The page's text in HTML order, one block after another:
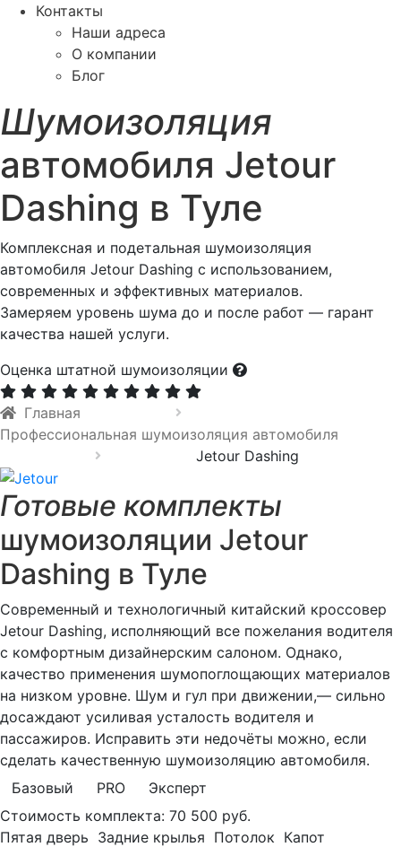
Контакты
Наши адреса
О компании
Блог
Шумоизоляция
автомобиля Jetour
Dashing в Туле
Комплексная и подетальная шумоизоляция
автомобиля Jetour Dashing с использованием,
современных и эффективных материалов.
Замеряем уровень шума до и после работ — гарант
качества нашей услуги.
Оценка штатной шумоизоляции
Главная
Профессиональная шумоизоляция автомобиля
Jetour Dashing
Готовые комплекты
шумоизоляции Jetour
Dashing в Туле
Современный и технологичный китайский кроссовер
Jetour Dashing, исполняющий все пожелания водителя
с комфортным дизайнерским салоном. Однако,
качество применения шумопоглощающих материалов
на низком уровне. Шум и гул при движении,— сильно
досаждают усиливая усталость водителя и
пассажиров. Исправить эти недочёты можно, если
сделать качественную шумоизоляцию автомобиля.
Базовый
PRO
Эксперт
Стоимость комплекта: 70 500 руб.
Пятая дверь Задние крылья Потолок Капот